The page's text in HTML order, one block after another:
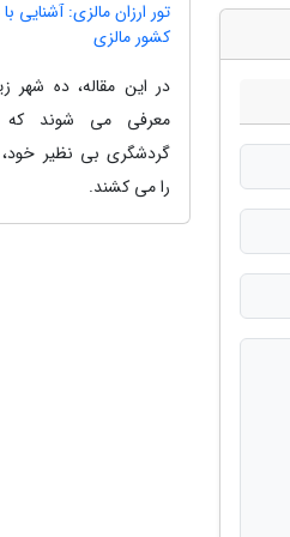
تور ارزان مالزی: آشنایی
کشور مالزی
در این مقاله، ده شهر
معرفی می شوند که
گردشگری بی نظیر خود،
را می کشند.